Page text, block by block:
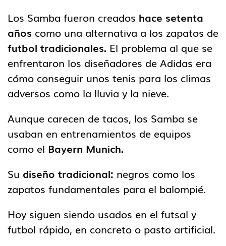
Los Samba fueron creados hace setenta
años como una alternativa a los zapatos de
futbol tradicionales. El problema al que se
enfrentaron los diseñadores de Adidas era
cómo conseguir unos tenis para los climas
adversos como la lluvia y la nieve.
Aunque carecen de tacos, los Samba se
usaban en entrenamientos de equipos
como el Bayern Munich.
Su diseño tradicional: negros como los
zapatos fundamentales para el balompié.
Hoy siguen siendo usados en el futsal y
futbol rápido, en concreto o pasto artificial.